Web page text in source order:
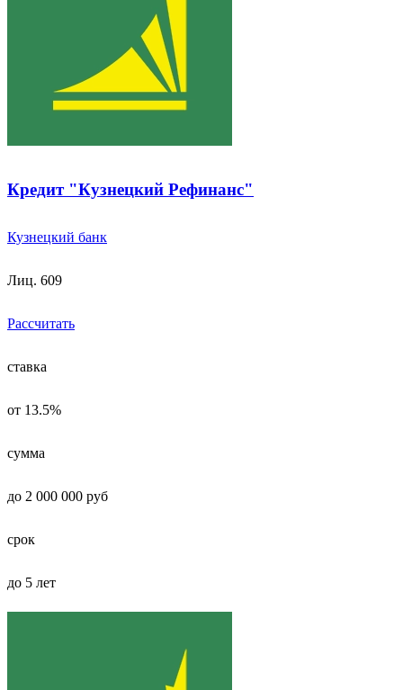
Кредит "Кузнецкий Рефинанс"
Кузнецкий банк
Лиц. 609
Рассчитать
ставка
от 13.5%
сумма
до 2 000 000 руб
срок
до 5 лет